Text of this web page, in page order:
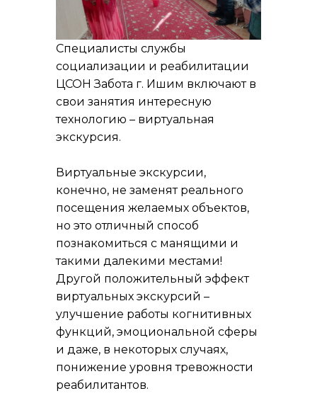
Специалисты службы
социализации и реабилитации
ЦСОН Забота г. Ишим включают в
свои занятия интересную
технологию – виртуальная
экскурсия.
Виртуальные экскурсии,
конечно, не заменят реального
посещения желаемых объектов,
но это отличный способ
познакомиться с манящими и
такими далекими местами!
Другой положительный эффект
виртуальных экскурсий –
улучшение работы когнитивных
функций, эмоциональной сферы
и даже, в некоторых случаях,
понижение уровня тревожности
реабилитантов.